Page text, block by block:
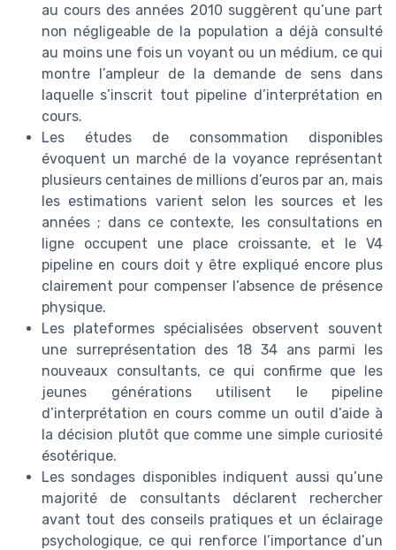
au cours des années 2010 suggèrent qu’une part
non négligeable de la population a déjà consulté
au moins une fois un voyant ou un médium, ce qui
montre l’ampleur de la demande de sens dans
laquelle s’inscrit tout pipeline d’interprétation en
cours.
Les études de consommation disponibles
évoquent un marché de la voyance représentant
plusieurs centaines de millions d’euros par an, mais
les estimations varient selon les sources et les
années ; dans ce contexte, les consultations en
ligne occupent une place croissante, et le V4
pipeline en cours doit y être expliqué encore plus
clairement pour compenser l’absence de présence
physique.
Les plateformes spécialisées observent souvent
une surreprésentation des 18 34 ans parmi les
nouveaux consultants, ce qui confirme que les
jeunes générations utilisent le pipeline
d’interprétation en cours comme un outil d’aide à
la décision plutôt que comme une simple curiosité
ésotérique.
Les sondages disponibles indiquent aussi qu’une
majorité de consultants déclarent rechercher
avant tout des conseils pratiques et un éclairage
psychologique, ce qui renforce l’importance d’un